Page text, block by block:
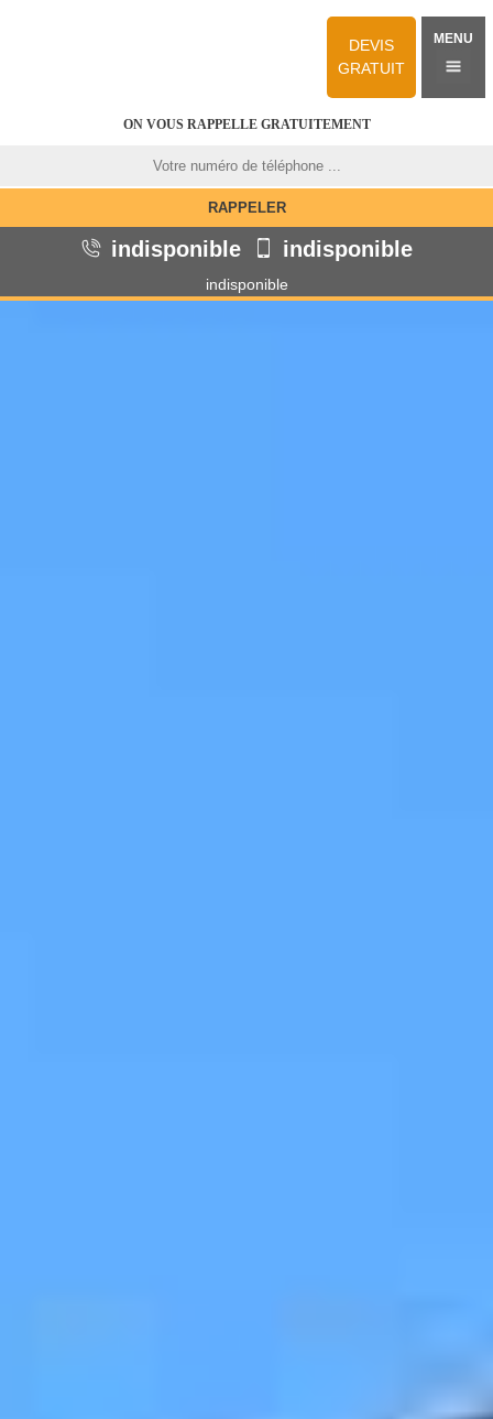
DEVIS
GRATUIT
MENU
ON VOUS RAPPELLE GRATUITEMENT
indisponible indisponible
indisponible